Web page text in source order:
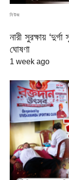
নিউজ
নারী সুরক্ষায়
ঘোষণা
1 week ago